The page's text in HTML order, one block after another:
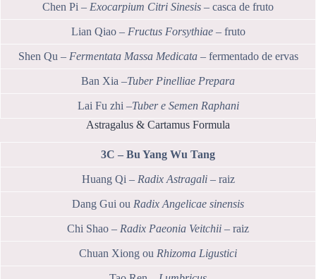
Chen Pi – Exocarpium Citri Sinesis – casca de fruto
Lian Qiao – Fructus Forsythiae– fruto
Shen Qu – Fermentata Massa Medicata– fermentado de ervas
Ban Xia –Tuber Pinelliae Prepara
Lai Fu zhi –Tuber e Semen Raphani
Astragalus & Cartamus Formula
3C – Bu Yang Wu Tang
Huang Qi – Radix Astragali– raiz
Dang Gui ou Radix Angelicae sinensis
Chi Shao – Radix Paeonia Veitchii – raiz
Chuan Xiong ou Rhizoma Ligustici